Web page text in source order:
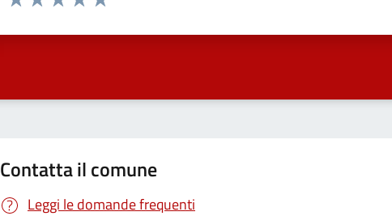
Contatta il comune
Leggi le domande frequenti